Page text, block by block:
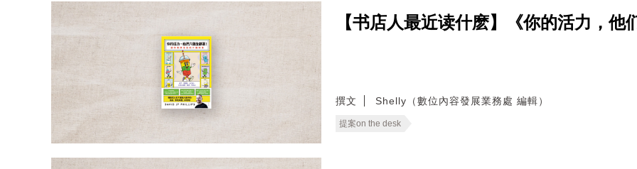
【书店人最近读什麽】《你的活力，他
撰文 Shelly（數位內容發展業務處 編輯）
提案on the desk